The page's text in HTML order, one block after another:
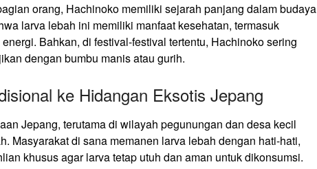
orang, Hachinoko memiliki sejarah panjang dalam budaya
larva lebah ini memiliki manfaat kesehatan, termasuk
Bahkan, di festival-festival tertentu, Hachinoko sering
dengan bumbu manis atau gurih.
ke Hidangan Eksotis Jepang
Jepang, terutama di wilayah pegunungan dan desa kecil
Masyarakat di sana memanen larva lebah dengan hati-hati,
khusus agar larva tetap utuh dan aman untuk dikonsumsi.